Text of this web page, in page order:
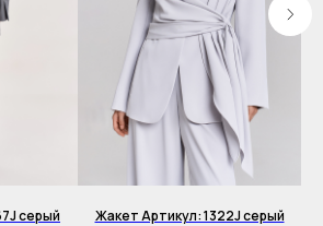
серый
Жакет Артикул: 1322J серый